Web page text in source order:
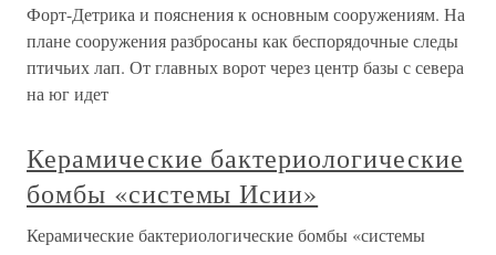
Форт-Детрика и пояснения к основным сооружениям. На
плане сооружения разбросаны как беспорядочные следы
птичьих лап. От главных ворот через центр базы с севера
на юг идет
Керамические бактериологические
бомбы «системы Исии»
Керамические бактериологические бомбы «системы